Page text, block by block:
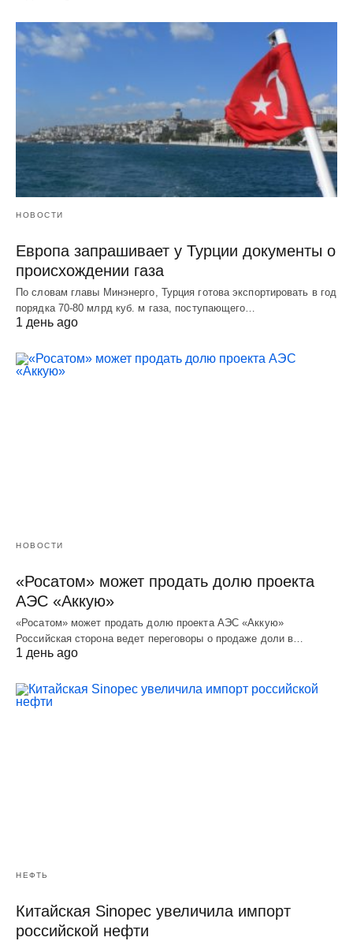
НОВОСТИ
Европа запрашивает у Турции документы о
происхождении газа
По словам главы Минэнерго, Турция готова экспортировать в год
порядка 70-80 млрд куб. м газа, поступающего…
1 день ago
НОВОСТИ
«Росатом» может продать долю проекта
АЭС «Аккую»
«Росатом» может продать долю проекта АЭС «Аккую»
Российская сторона ведет переговоры о продаже доли в…
1 день ago
НЕФТЬ
Китайская Sinopec увеличила импорт
российской нефти